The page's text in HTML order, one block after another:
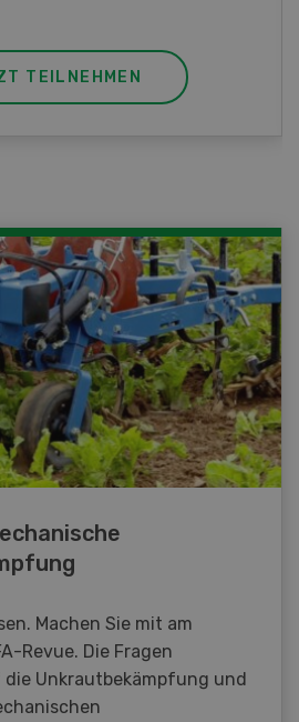
TEILNEHMEN
Machen Sie mit am
Revue. Die Fragen
Unkrautbekämpfung und